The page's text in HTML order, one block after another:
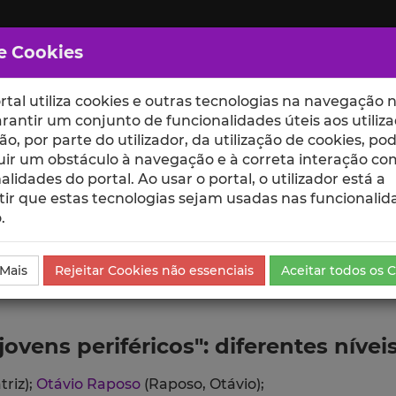
ESCOLAS UNIDADES
Comunicação
periféricos": diferentes
Otávio Raposo (Raposo, Otávio);
Cookies
utiliza cookies e outras tecnologias na navegação
um conjunto de funcionalidades úteis aos
por parte do utilizador, da utilização de cookies,
um obstáculo à navegação e à correta interação
do portal. Ao usar o portal, o utilizador está a
que estas tecnologias sejam usadas nas
Rejeitar Cookies não essenciais Aceitar todos os